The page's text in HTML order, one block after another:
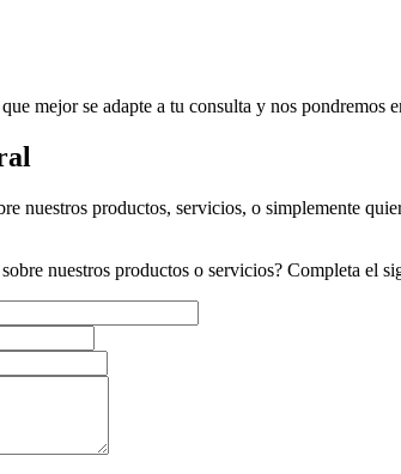
mejor se adapte a tu consulta y nos pondremos
nuestros productos, servicios, o simplemente
nuestros productos o servicios? Completa el